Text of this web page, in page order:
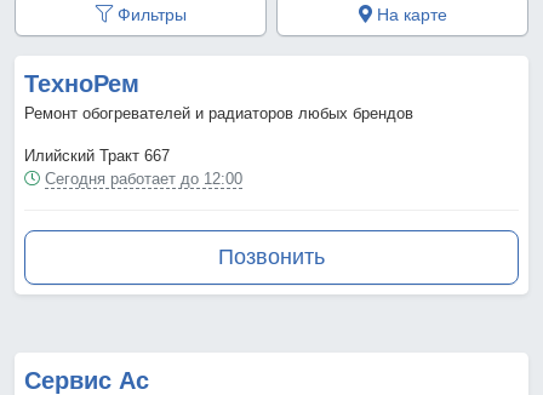
Фильтры На карте
ТехноРем
Ремонт обогревателей и радиаторов любых брендов
Илийский Тракт 667
Сегодня работает до 12:00
Позвонить
Сервис Ас